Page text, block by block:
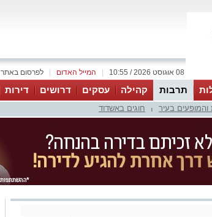
לפרסום באתר המייל האדום 08 אוגוסט 2026 / 10:55
תרבות קהילה עסקים דרושים דירות
והמופעים בעיר חוגים באשדוד